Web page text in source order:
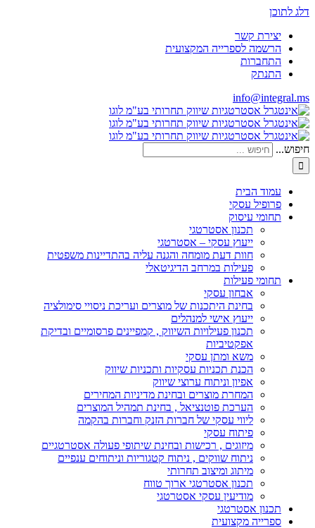
דלג לתוכן
יצירת קשר
הרשמה לספרייה המקצועית
התחברות
התנתק
info@integral.ms
חיפוש...
עמוד הבית
פרופיל עסקי
תחומי עיסוק
תכנון אסטרטגי
ייעוץ עסקי – אסטרטגי
חוות דעת מומחה והגנה עליה בהתדיינות משפטית
פעילות במרחב הדיגיטאלי
תחומי פעילות
אבחון עסקי
בחינת היתכנות של מוצרים ועריכת ניסויי סימולציה
ייעוץ אישי למנהלים
תכנון פעילויות השיווק , קמפיינים פרסומיים ובדיקת
אפקטיביות
משא ומתן עסקי
הכנת תכניות עסקיות ותכניות שיווק
אפיון וניתוח ערוצי שיווק
המחרת מוצרים ובחינת מדיניות המחירים
הערכת פוטנציאל , בחינת תמהיל המוצרים
ליווי עסקי של חברות הזנק וחברות בהקמה
פיתוח עסקי
מיזוגים , רכישות ובחינת שיתופי פעולה אסטרטגיים
ניתוח שווקים , ניתוח קטגוריות וניתוחים ענפיים
מיתוג ומיצוב תחרותי
תכנון אסטרטגי ארוך טווח
מודיעין עסקי אסטרטגי
תכנון אסטרטגי
ספרייה מקצועית